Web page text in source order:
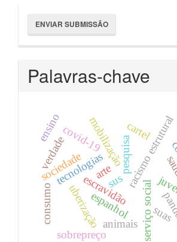
Enviar
Submissão
ENVIAR SUBMISSÃO
Palavras-chave
pesquisa
serviço social
mobilização
tecnologias
espanhol
escravidão
racismo estrutural
covid-19
arte
uberização
cartel
sobrepreço
sociedade
consumo animais
verdade
ensino
sus
suas